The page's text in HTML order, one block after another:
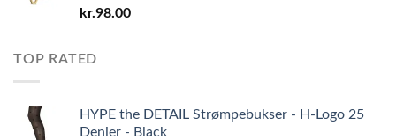
kr.98.00
TOP RATED
HYPE the DETAIL Strømpebukser - H-Logo 25
Denier - Black